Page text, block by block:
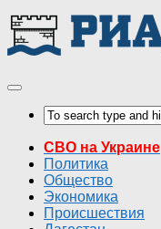
СВО на Украине
Политика
Общество
Экономика
Происшествия